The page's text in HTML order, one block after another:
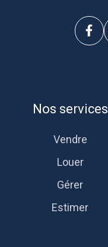
Nos services
Vendre
Louer
Gérer
Estimer